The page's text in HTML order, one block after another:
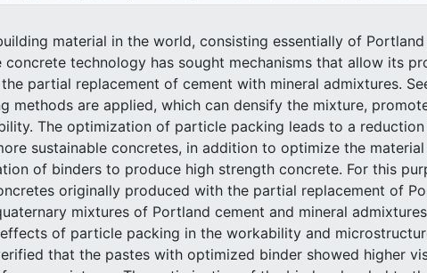
material in the world, consisting essentially of
technology has sought mechanisms that allow its
partial replacement of cement with mineral admixtures.
methods are applied, which can densify the mixture,
The optimization of particle packing leads to a
sustainable concretes, in addition to optimize the
of binders to produce high strength concrete. For this
originally produced with the partial replacement of
mixtures of Portland cement and mineral
of particle packing in the workability and
that the pastes with optimized binder showed higher